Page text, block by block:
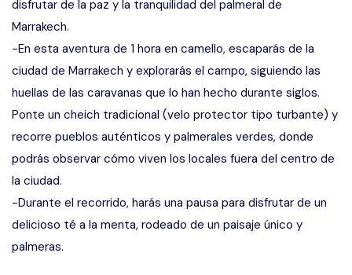
disfrutar de la paz y la tranquilidad del palmeral de
Marrakech.
-En esta aventura de 1 hora en camello, escaparás de la
ciudad de Marrakech y explorarás el campo, siguiendo las
huellas de las caravanas que lo han hecho durante siglos.
Ponte un cheich tradicional (velo protector tipo turbante) y
recorre pueblos auténticos y palmerales verdes, donde
podrás observar cómo viven los locales fuera del centro de
la ciudad.
-Durante el recorrido, harás una pausa para disfrutar de un
delicioso té a la menta, rodeado de un paisaje único y
palmeras.